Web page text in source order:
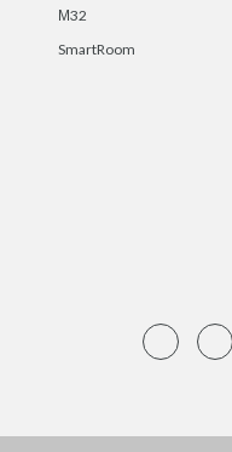
М32
SmartRoom